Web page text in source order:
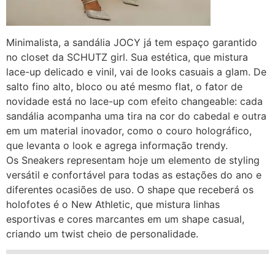
Minimalista, a sandália JOCY já tem espaço garantido
no closet da SCHUTZ girl. Sua estética, que mistura
lace-up delicado e vinil, vai de looks casuais a glam. De
salto fino alto, bloco ou até mesmo flat, o fator de
novidade está no lace-up com efeito changeable: cada
sandália acompanha uma tira na cor do cabedal e outra
em um material inovador, como o couro holográfico,
que levanta o look e agrega informação trendy.
Os Sneakers representam hoje um elemento de styling
versátil e confortável para todas as estações do ano e
diferentes ocasiões de uso. O shape que receberá os
holofotes é o New Athletic, que mistura linhas
esportivas e cores marcantes em um shape casual,
criando um twist cheio de personalidade.